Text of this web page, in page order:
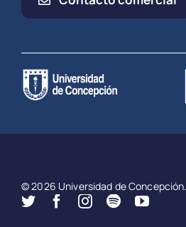
© 2026 Universidad de Concepción.